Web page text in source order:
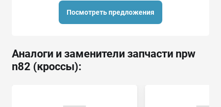
Посмотреть предложения
Аналоги и заменители запчасти npw
n82 (кроссы):